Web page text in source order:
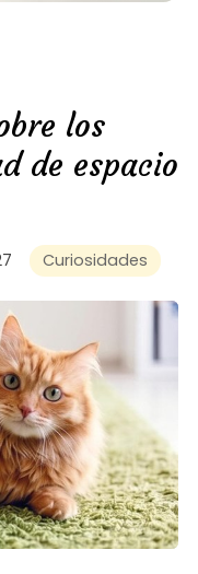
los
de espacio
Curiosidades